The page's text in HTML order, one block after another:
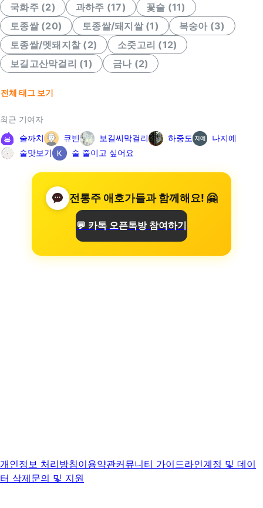
국화주(2) 과하주 (17) 꽃술 (11)
토종쌀(20) 토종쌀/돼지쌀(1) 복숭아(3)
토종쌀/멧돼지찰(2) 소줏고리 (12)
보길고산막걸리 (1) 금나(2)
전체 태그 보기
최근 기여자
술까치
큐빈 보길씨막걸리 하중도
나지예
술맛보기
술 줄이고 싶어요
전통주 애호가들과 함께해요! 🤗
💬 카톡 오픈톡방 참여하기
개인정보 처리방침이용약관커뮤니티 가이드라인계정 및 데이
터 삭제문의 및 지원